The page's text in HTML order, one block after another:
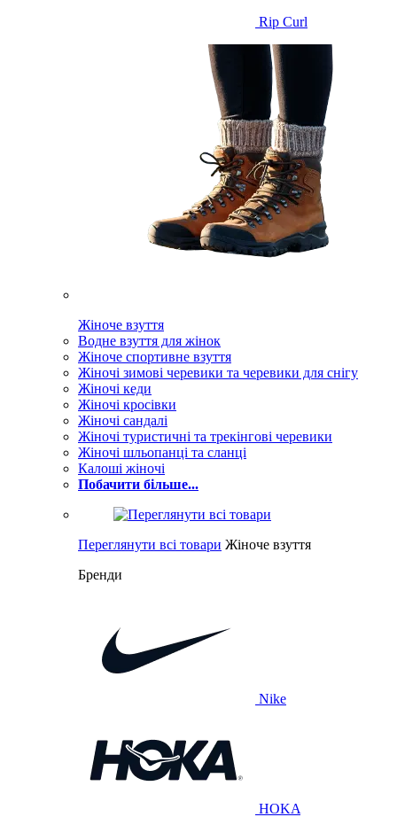
Rip Curl
Жіноче взуття
Водне взуття для жінок
Жіноче спортивне взуття
Жіночі зимові черевики та черевики для снігу
Жіночі кеди
Жіночі кросівки
Жіночі сандалі
Жіночі туристичні та трекінгові черевики
Жіночі шльопанці та сланці
Калоші жіночі
Побачити більше...
Переглянути всі товари Жіноче взуття
Бренди
Nike
HOKA